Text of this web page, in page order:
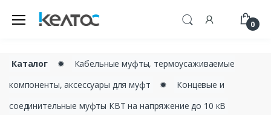
0
Каталог ✹
Кабельные муфты, термоусаживаемые
компоненты, аксессуары для муфт
✹
Концевые и
соединительные муфты КВТ на напряжение до 10 кВ